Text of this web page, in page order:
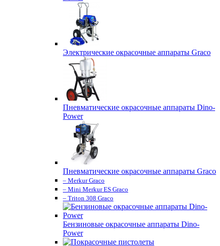
Электрические окрасочные аппараты Graco
Пневматические окрасочные аппараты Dino-
Power
Пневматические окрасочные аппараты Graco
– Merkur Graco
– Mini Merkur ES Graco
– Triton 308 Graco
Бензиновые окрасочные аппараты Dino-
Power